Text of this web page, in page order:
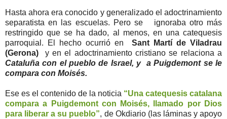
Hasta ahora era conocido y generalizado el adoctrinamiento
separatista en las escuelas. Pero se ignoraba otro más
restringido que se ha dado, al menos, en una catequesis
parroquial. El hecho ocurrió en Sant Martí de Viladrau
(Gerona) y en el adoctrinamiento cristiano se relaciona a
Cataluña con el pueblo de Israel, y a Puigdemont se le
compara con Moisés.
Ese es el contenido de la noticia “Una catequesis catalana
compara a Puigdemont con Moisés, llamado por Dios
para liberar a su pueblo”, de Okdiario (las láminas y apoyo